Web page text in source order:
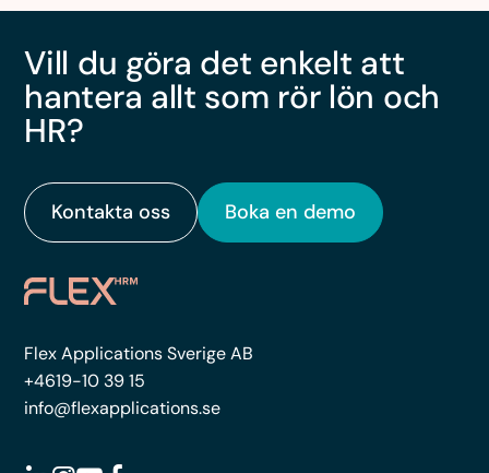
Vill du göra det enkelt att
hantera allt som rör lön och
HR?
Kontakta oss Boka en demo
Flex Applications Sverige AB
+4619-10 39 15
info@flexapplications.se